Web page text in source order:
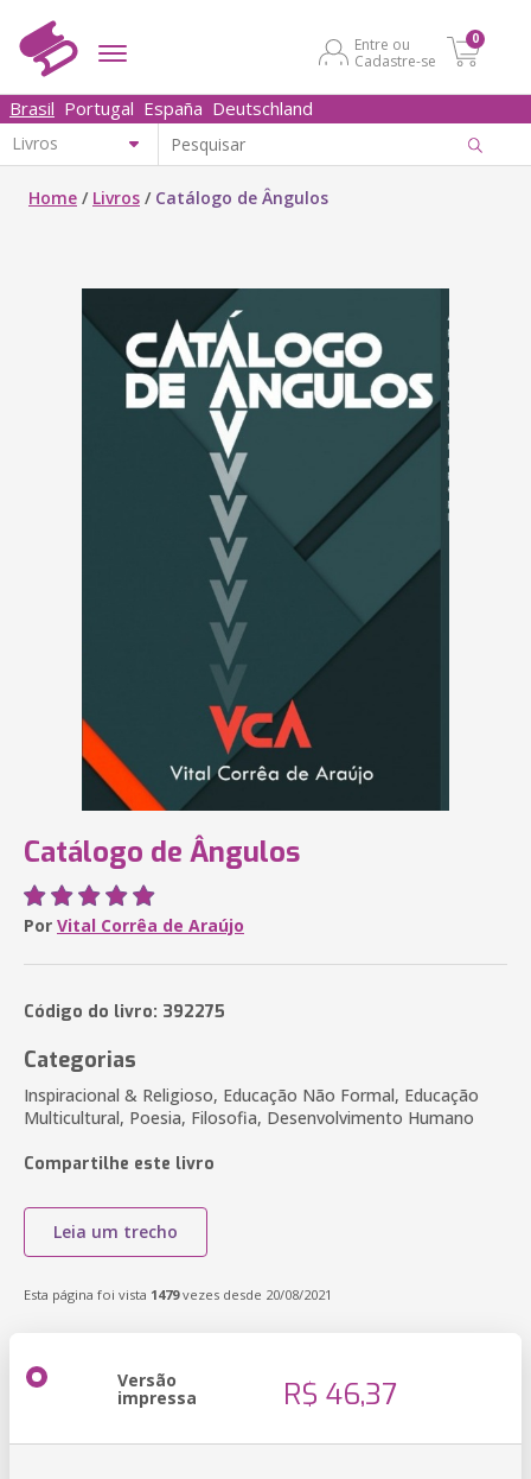
Entre ou
Cadastre-se
0
Brasil Portugal España Deutschland
Home / Livros / Catálogo de Ângulos
Catálogo de Ângulos
Por Vital Corrêa de Araújo
Código do livro: 392275
Categorias
Inspiracional & Religioso, Educação Não Formal, Educação
Multicultural, Poesia, Filosofia, Desenvolvimento Humano
Compartilhe este livro
Leia um trecho
Esta página foi vista 1479vezes desde 20/08/2021
Versão
impressa R$ 46,37